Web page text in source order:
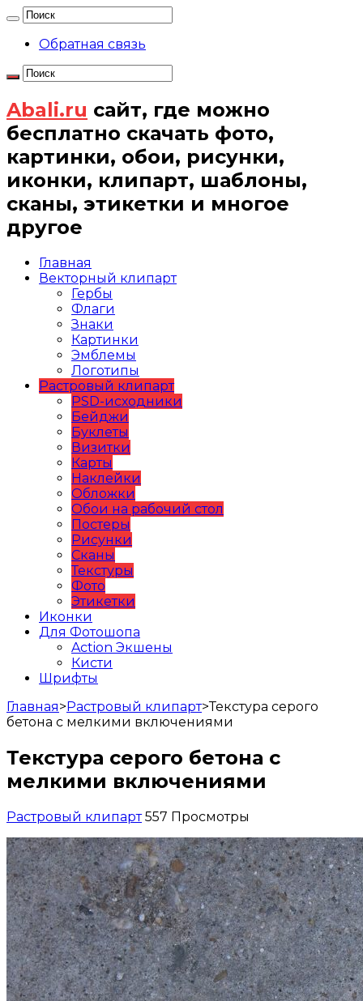
Обратная связь
Abali.ru сайт, где можно
бесплатно скачать фото,
картинки, обои, рисунки,
иконки, клипарт, шаблоны,
сканы, этикетки и многое
другое
Главная
Векторный клипарт
Гербы
Флаги
Знаки
Картинки
Эмблемы
Логотипы
Растровый клипарт
PSD-исходники
Бейджи
Буклеты
Визитки
Карты
Наклейки
Обложки
Обои на рабочий стол
Постеры
Рисунки
Сканы
Текстуры
Фото
Этикетки
Иконки
Для Фотошопа
Action Экшены
Кисти
Шрифты
Главная>Растровый клипарт>Текстура серого
бетона с мелкими включениями
Текстура серого бетона с
мелкими включениями
Растровый клипарт 557 Просмотры